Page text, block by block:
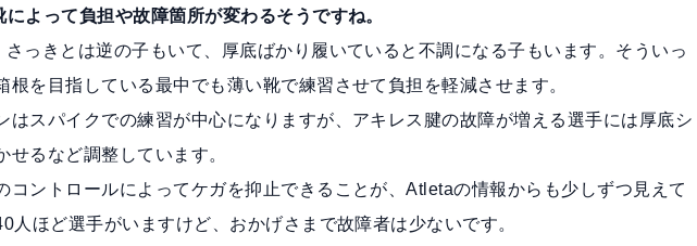
によって負担や故障箇所が変わるそうですね。
さっきとは逆の子もいて、厚底ばかり履いていると不調になる子もいます。そういっ
根を目指している最中でも薄い靴で練習させて負担を軽減させます。
はスパイクでの練習が中心になりますが、アキレス腱の故障が増える選手には厚底シ
せるなど調整しています。
コントロールによってケガを抑止できることが、Atletaの情報からも少しずつ見えて
人ほど選手がいますけど、おかげさまで故障者は少ないです。